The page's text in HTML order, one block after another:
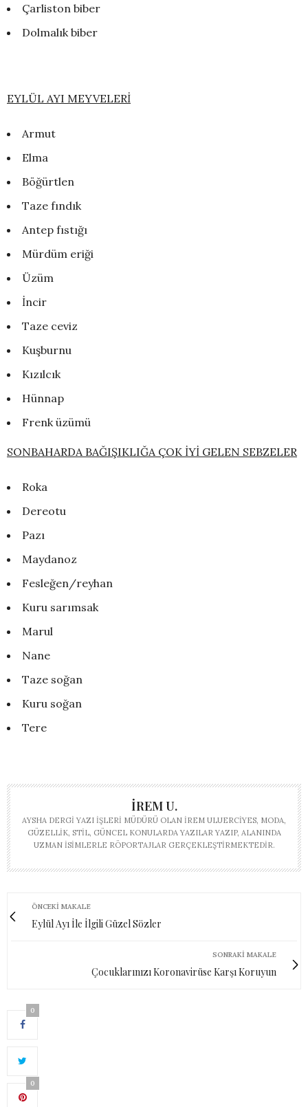
Çarliston biber
Dolmalık biber
EYLÜL AYI MEYVELERİ
Armut
Elma
Böğürtlen
Taze fındık
Antep fıstığı
Mürdüm eriği
Üzüm
İncir
Taze ceviz
Kuşburnu
Kızılcık
Hünnap
Frenk üzümü
SONBAHARDA BAĞIŞIKLIĞA ÇOK İYİ GELEN SEBZELER
Roka
Dereotu
Pazı
Maydanoz
Fesleğen/reyhan
Kuru sarımsak
Marul
Nane
Taze soğan
Kuru soğan
Tere
İREM U.
AYSHA DERGI YAZI İŞLERI MÜDÜRÜ OLAN İREM ULUERCIYES, MODA,
GÜZELLIK, STIL, GÜNCEL KONULARDA YAZILAR YAZIP, ALANINDA
UZMAN ISIMLERLE RÖPORTAJLAR GERÇEKLEŞTIRMEKTEDIR.
ÖNCEKI MAKALE
Eylül Ayı İle İlgili Güzel Sözler
SONRAKI MAKALE
Çocuklarınızı Koronavirüse Karşı Koruyun
0
0